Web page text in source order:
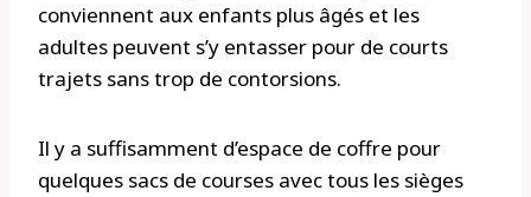
conviennent aux enfants plus âgés et les
adultes peuvent s’y entasser pour de courts
trajets sans trop de contorsions.
Il y a suffisamment d’espace de coffre pour
quelques sacs de courses avec tous les sièges